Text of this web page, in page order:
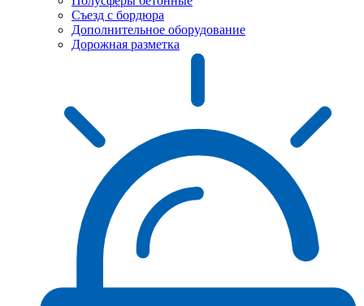
Съезд с бордюра
Дополнительное оборудование
Дорожная разметка